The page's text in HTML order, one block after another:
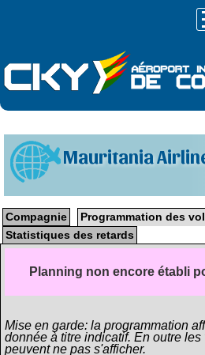
Mauritania
Compagnie
Programmation des
Statistiques des retards
Planning non encore établi
Mise en garde: la programmation
donnée à titre indicatif. En outre
peuvent ne pas s'afficher.